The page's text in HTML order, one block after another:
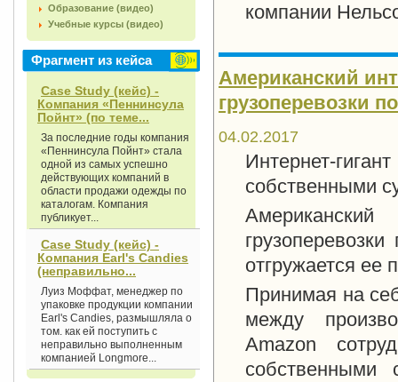
Образование (видео)
Учебные курсы (видео)
Фрагмент из кейса
Case Study (кейс) -
Компания «Пеннинсула
Пойнт» (по теме...
За последние годы компания
«Пеннинсула Пойнт» стала
одной из самых успешно
действующих компаний в
области продажи одежды по
каталогам. Компания
публикует...
Case Study (кейс) -
Компания Earl's Candies
(неправильно...
Луиз Моффат, менеджер по
упаковке продукции компании
Earl's Candies, размышляла о
том. как ей поступить с
неправильно выполненным
компанией Longmore...
компании
Американский
грузоперевозки
04.02.2017
Интернет-
собственными
отгружается ее
Принимая на
между
Amazon
собственными